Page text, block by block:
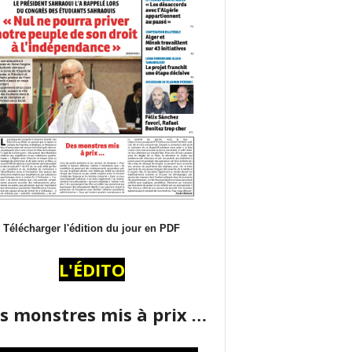
Télécharger l'édition du jour en PDF
L'ÉDITO
monstres mis à prix …